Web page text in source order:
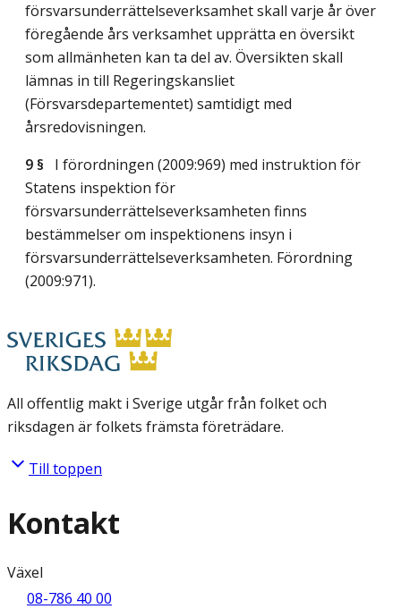
försvarsunderrättelseverksamhet skall varje år över
föregående års verksamhet upprätta en översikt
som allmänheten kan ta del av. Översikten skall
lämnas in till Regeringskansliet
(Försvarsdepartementet) samtidigt med
årsredovisningen.
9 § I förordningen (2009:969) med instruktion för
Statens inspektion för
försvarsunderrättelseverksamheten finns
bestämmelser om inspektionens insyn i
försvarsunderrättelseverksamheten. Förordning
(2009:971).
All offentlig makt i Sverige utgår från folket och
riksdagen är folkets främsta företrädare.
Till toppen
Kontakt
Växel
08-786 40 00